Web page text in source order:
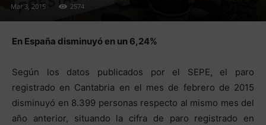
Mar 3, 2015 2574
En España disminuyó en un 6,24%
Según los datos publicados por el SEPE, el paro
registrado en Cantabria en el mes de febrero de 2015
disminuyó en 8.399 personas respecto al mismo mes del
año anterior, situando la cifra de paro registrado en